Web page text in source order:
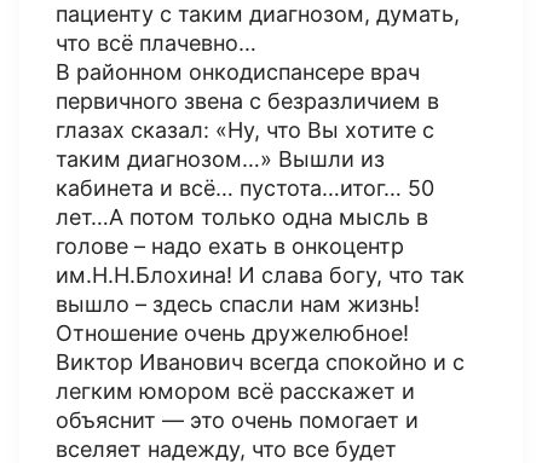
пациенту с таким диагнозом, думать,
что всё плачевно…
В районном онкодиспансере врач
первичного звена с безразличием в
глазах сказал: «Ну, что Вы хотите с
таким диагнозом…» Вышли из
кабинета и всё… пустота…итог… 50
лет…А потом только одна мысль в
голове – надо ехать в онкоцентр
им.Н.Н.Блохина! И слава богу, что так
вышло – здесь спасли нам жизнь!
Отношение очень дружелюбное!
Виктор Иванович всегда спокойно и с
легким юмором всё расскажет и
объяснит — это очень помогает и
вселяет надежду, что все будет